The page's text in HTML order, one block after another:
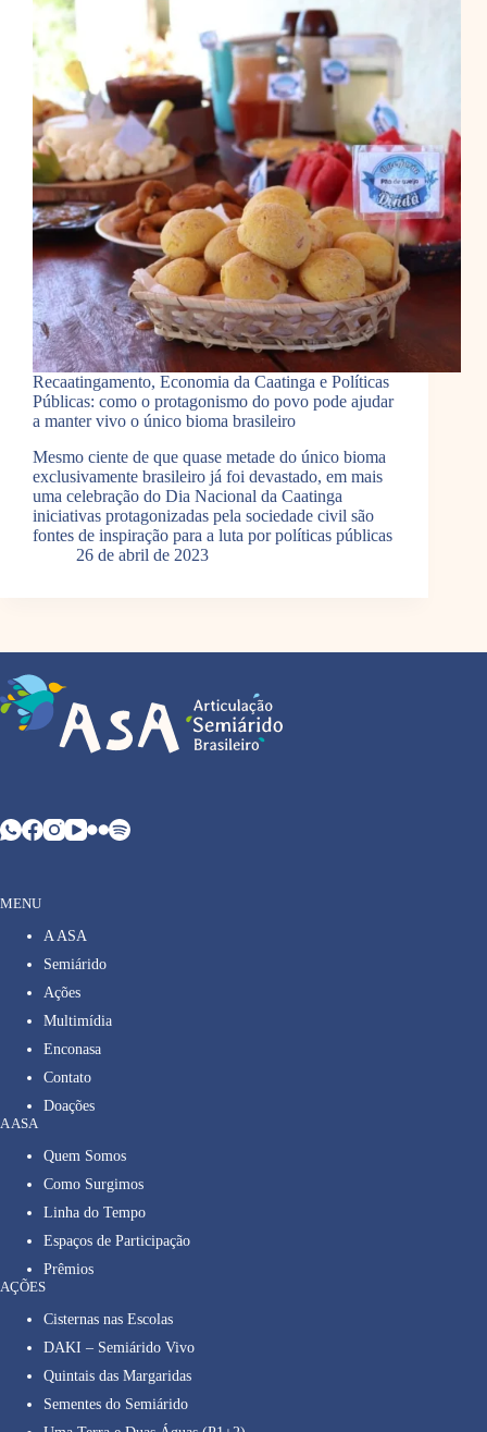
Recaatingamento, Economia da Caatinga e Políticas
Públicas: como o protagonismo do povo pode ajudar
a manter vivo o único bioma brasileiro
Mesmo ciente de que quase metade do único bioma
exclusivamente brasileiro já foi devastado, em mais
uma celebração do Dia Nacional da Caatinga
iniciativas protagonizadas pela sociedade civil são
fontes de inspiração para a luta por políticas públicas
26 de abril de 2023
MENU
A ASA
Semiárido
Ações
Multimídia
Enconasa
Contato
Doações
A ASA
Quem Somos
Como Surgimos
Linha do Tempo
Espaços de Participação
Prêmios
AÇÕES
Cisternas nas Escolas
DAKI – Semiárido Vivo
Quintais das Margaridas
Sementes do Semiárido